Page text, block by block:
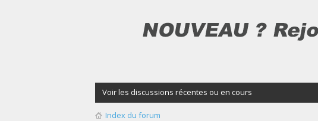
Voir les discussions récentes ou en cours
Index du forum